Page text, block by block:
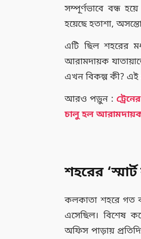
সম্পূর্ণভাবে বন্ধ
হয়েছে হতাশা,
এটি ছিল শহরের
আরামদায়ক
এখন বিকল্প কী? এই
আরও পড়ুন :
চালু হল আরামদায়ক
শহরের
কলকাতা শহরে গত
এসেছিল। বিশেষ
অফিস পাড়ায়